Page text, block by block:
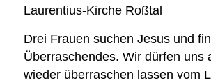
Laurentius-Kirche Roßtal
Drei Frauen suchen Jesus und
Überraschendes. Wir dürfen uns
wieder überraschen lassen vom